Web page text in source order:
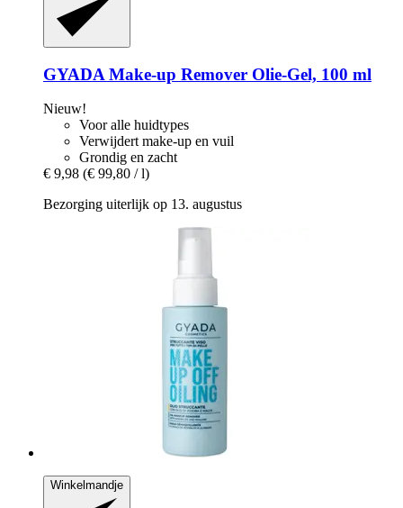
GYADA Make-​up Remover Olie-​Gel, 100 ml
Nieuw!
Voor alle huidtypes
Verwijdert make-up en vuil
Grondig en zacht
€ 9,98 (€ 99,80 / l)
Bezorging uiterlijk op 13. augustus
Winkelmandje